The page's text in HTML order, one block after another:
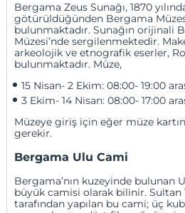
Bergama Zeus Sunağı, 1870
götürüldüğünden Bergama
bulunmaktadır. Sunağın orijinali
Müzesi’nde sergilenmektedir.
arkeolojik ve etnografik eserler,
bulunmaktadır. Müze,
15 Nisan- 2 Ekim: 08:00- 19:00
3 Ekim- 14 Nisan: 08:00- 17:00
Müzeye giriş için eğer müze
gerekir.
Bergama Ulu Cami
Bergama’nın kuzeyinde bulunan
büyük camisi olarak bilinir. Sultan
tarafından yapılan bu cami; üç